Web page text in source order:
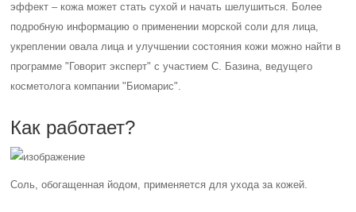
эффект – кожа может стать сухой и начать шелушиться. Более
подробную информацию о применении морской соли для лица,
укреплении овала лица и улучшении состояния кожи можно найти в
программе "Говорит эксперт" с участием С. Базина, ведущего
косметолога компании "Биомарис".
Как работает?
Соль, обогащенная йодом, применяется для ухода за кожей.